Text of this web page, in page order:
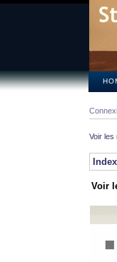
Voir
Voir